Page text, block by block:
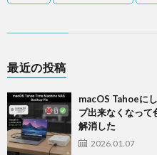
最近の投稿
macOS Tahoeに
プ出来なくなって
解消した
2026.01.07